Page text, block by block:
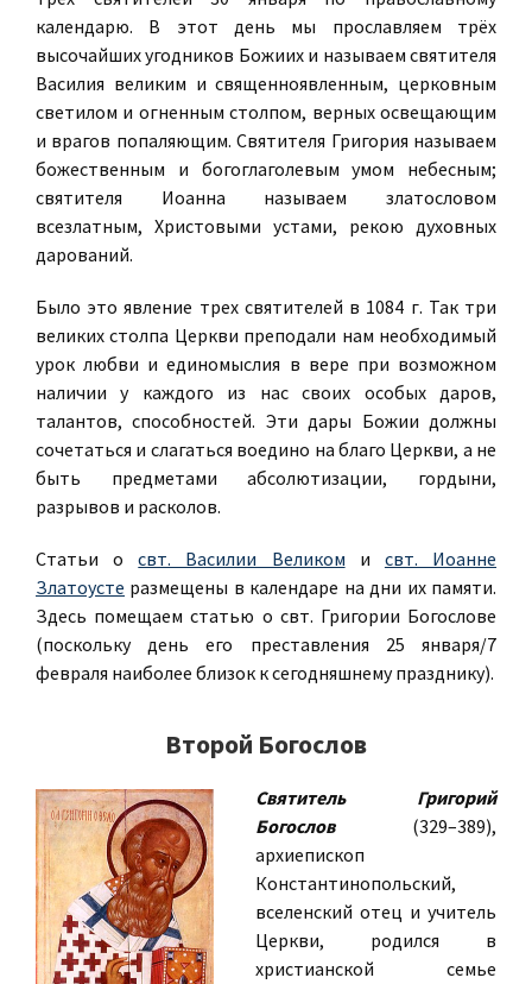
календарю. В этот день мы прославляем трёх
высочайших угодников Божиих и называем святителя
Василия великим и священноявленным, церковным
светилом и огненным столпом, верных освещающим
и врагов попаляющим. Святителя Григория называем
божественным и богоглаголевым умом небесным;
святителя Иоанна называем златословом
всезлатным, Христовыми устами, рекою духовных
дарований.
Было это явление трех святителей в 1084 г. Так три
великих столпа Церкви преподали нам необходимый
урок любви и единомыслия в вере при возможном
наличии у каждого из нас своих особых даров,
талантов, способностей. Эти дары Божии должны
сочетаться и слагаться воедино на благо Церкви, а не
быть предметами абсолютизации, гордыни,
разрывов и расколов.
Статьи освт. Василии Великом и свт. Иоанне
Златоусте размещены в календаре на дни их памяти.
Здесь помещаем статью о свт. Григории Богослове
(поскольку день его преставления 25 января/7
февраля наиболее близок к сегодняшнему празднику).
Второй Богослов
Святитель Григорий
Богослов(329–389),
архиепископ
Константинопольский,
вселенский отец и учитель
Церкви, родился в
христианской семье